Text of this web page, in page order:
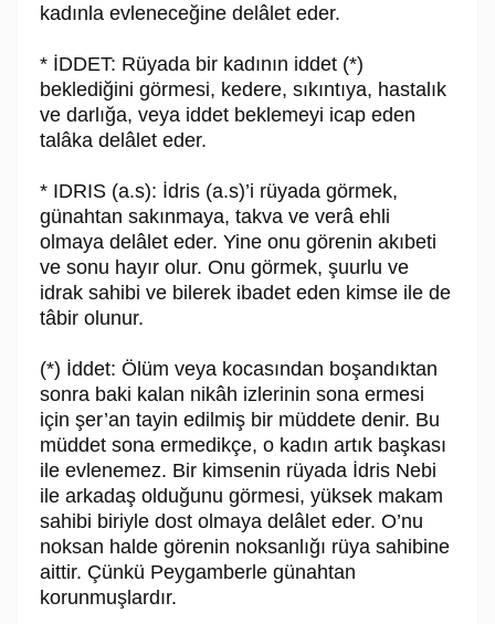
kadınla evleneceğine delâlet eder.
* İDDET: Rüyada bir kadının iddet (*)
beklediğini görmesi, kedere, sıkıntıya, hastalık
ve darlığa, veya iddet beklemeyi icap eden
talâka delâlet eder.
* IDRIS (a.s): İdris (a.s)’i rüyada görmek,
günahtan sakınmaya, takva ve verâ ehli
olmaya delâlet eder. Yine onu görenin akıbeti
ve sonu hayır olur. Onu görmek, şuurlu ve
idrak sahibi ve bilerek ibadet eden kimse ile de
tâbir olunur.
(*) İddet: Ölüm veya kocasından boşandıktan
sonra baki kalan nikâh izlerinin sona ermesi
için şer’an tayin edilmiş bir müddete denir. Bu
müddet sona ermedikçe, o kadın artık başkası
ile evlenemez. Bir kimsenin rüyada İdris Nebi
ile arkadaş olduğunu görmesi, yüksek makam
sahibi biriyle dost olmaya delâlet eder. O’nu
noksan halde görenin noksanlığı rüya sahibine
aittir. Çünkü Peygamberle günahtan
korunmuşlardır.